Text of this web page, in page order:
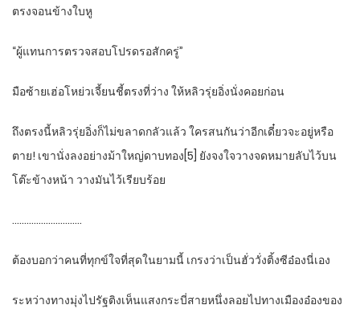
ตรงจอนข้างใบหู
“ผู้แทนการตรวจสอบโปรดรอสักครู่”
มือซ้ายเฮ่อโหย่วเจี้ยนชี้ตรงที่ว่าง ให้หลิวรุ่ยอิ่งนั่งคอยก่อน
ถึงตรงนี้หลิวรุ่ยอิ่งก็ไม่ขลาดกลัวแล้ว ใครสนกันว่าอีกเดี๋ยวจะอยู่หรือ
ตาย! เขานั่งลงอย่างม้าใหญ่ดาบทอง[5] ยังจงใจวางจดหมายลับไว้บน
โต๊ะข้างหน้า วางมันไว้เรียบร้อย
………………………..
ต้องบอกว่าคนที่ทุกข์ใจที่สุดในยามนี้ เกรงว่าเป็นฮั่ววั่งติ้งซีอ๋องนี่เอง
ระหว่างทางมุ่งไปรัฐติงเห็นแสงกระบี่สายหนึ่งลอยไปทางเมืองอ๋องของ